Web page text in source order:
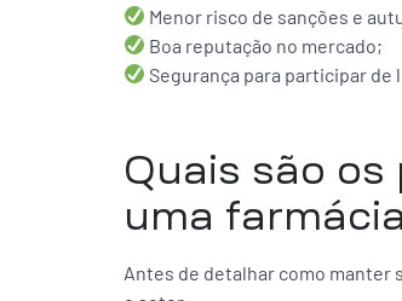
Menor risco de sanções e
Boa reputação no mercado;
Segurança para participar de
Quais são
uma
Antes de detalhar como manter